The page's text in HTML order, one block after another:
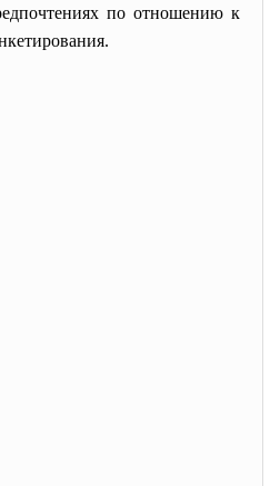
по отношению к